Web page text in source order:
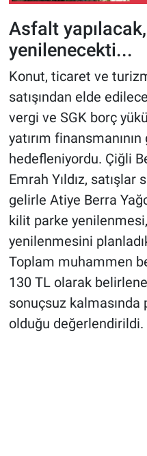
Asfalt
yenilenecekti...
Konut, ticaret ve
satışından elde
vergi ve SGK borç
yatırım
hedefleniyordu. Çiğli
Emrah Yıldız,
gelirle Atiye Berra
kilit parke
yenilenmesini
Toplam muhammen
130 TL olarak
sonuçsuz kalmasında
olduğu değerlendirildi.